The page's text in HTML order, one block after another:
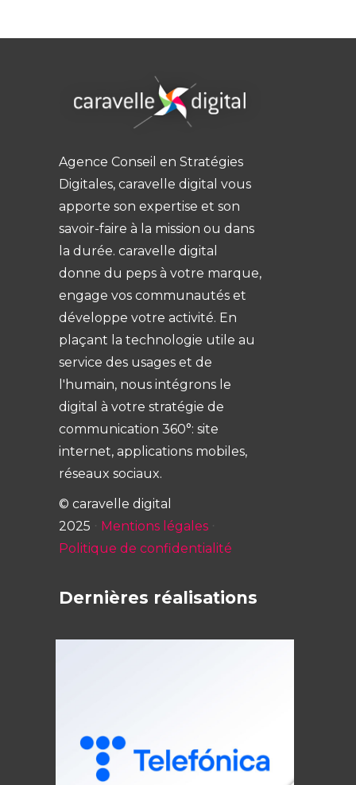
Agence Conseil en Stratégies
Digitales, caravelle digital vous
apporte son expertise et son
savoir-faire à la mission ou dans
la durée. caravelle digital
donne du peps à votre marque,
engage vos communautés et
développe votre activité. En
plaçant la technologie utile au
service des usages et de
l'humain, nous intégrons le
digital à votre stratégie de
communication 360°: site
internet, applications mobiles,
réseaux sociaux.
© caravelle digital
2025
Mentions légales
Politique de confidentialité
Dernières réalisations